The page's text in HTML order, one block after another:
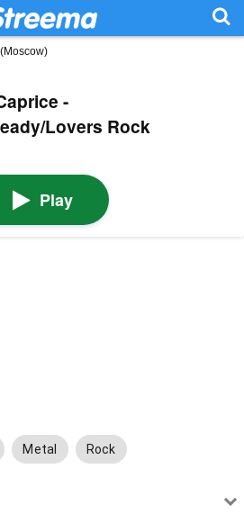
-
Lovers Rock
Play
Metal Rock